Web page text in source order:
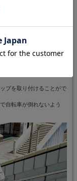
プを取り付けることがで
自転車が倒れないよう